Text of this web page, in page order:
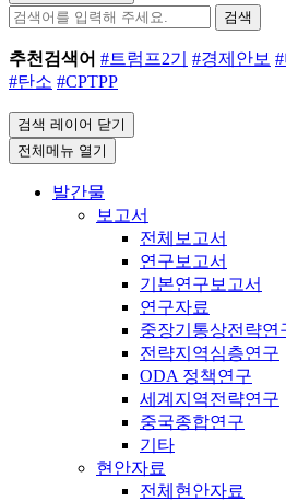
검색
추천검색어 #트럼프2기 #경제안보
#탄소 #CPTPP
검색 레이어 닫기
전체메뉴 열기
발간물
보고서
전체보고서
연구보고서
기본연구보고서
연구자료
중장기통상전략연
전략지역심층연구
ODA 정책연구
세계지역전략연구
중국종합연구
기타
현안자료
전체현안자료